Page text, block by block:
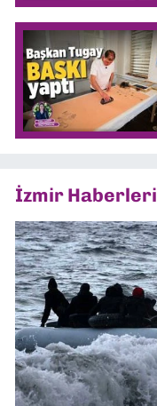
İzmir Haberleri